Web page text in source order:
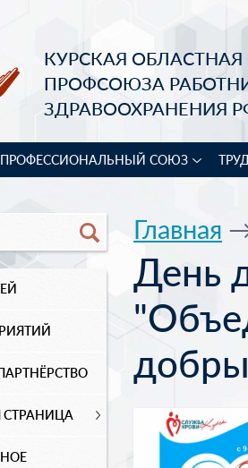
КУРСКАЯ
ПРОФСОЮЗА
ЗДРАВООХРАНЕНИЯ
СОЮЗ
Главная
День